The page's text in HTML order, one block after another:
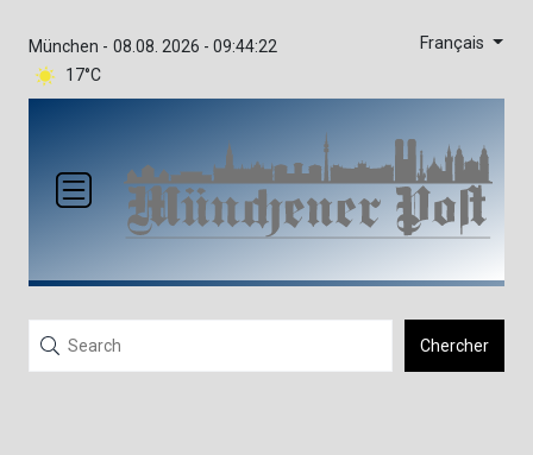
München -
17°C
08.08. 2026 - 09:44:22 Français
Chercher